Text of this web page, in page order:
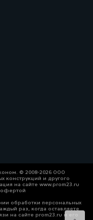
© 2008-2026 ООО
конструкций и другого
на сайте www.prom23.ru
офертой
обработки персональных
раз, когда оставляете
на сайте prom23.ru и его